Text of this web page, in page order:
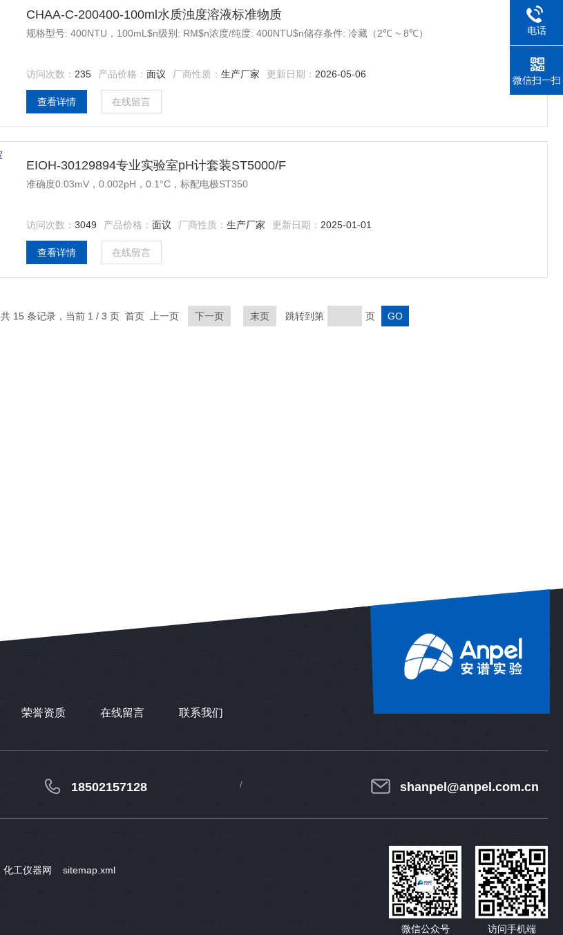
CHAA-C-200400-100ml水质浊度溶液标准物质
规格型号: 400NTU，100mL$n级别: RM$n浓度/纯度: 400NTU$n储存条件: 冷藏（2℃ ~ 8℃）
访问次数： 235 产品价格： 面议 厂商性质： 生产厂家 更新日期： 2026-05-06
查看详情 在线留言
EIOH-30129894专业实验室pH计套装ST5000/F
准确度0.03mV，0.002pH，0.1°C，标配电极ST350
访问次数： 3049 产品价格： 面议 厂商性质： 生产厂家 更新日期： 2025-01-01
查看详情 在线留言
共 15 条记录，当前 1 / 3 页 首页 上一页 下一页 末页 跳转到第 页
荣誉资质 在线留言 联系我们
18502157128 shanpel@anpel.com.cn
化工仪器网 sitemap.xml
微信公众号 访问手机端
电话
微信扫一扫